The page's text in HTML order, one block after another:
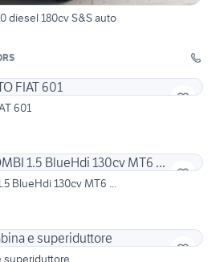
diesel 180cv S&S auto
601
BlueHdi 130cv MT6 ...
superiduttore